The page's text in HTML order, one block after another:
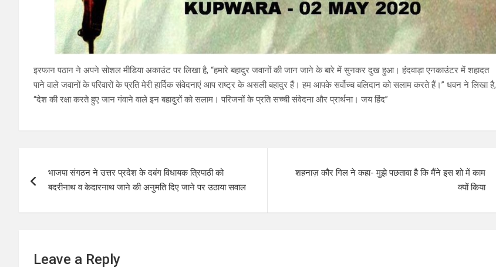
इरफान पठान ने अपने सोशल मीडिया अकाउंट पर लिखा है, “हमारे बहादुर जवानों की जान जाने के बारे में सुनकर दुख हुआ। हंदवाड़ा एनकाउंटर में शहादत
पाने वाले जवानों के परिवारों के प्रति मेरी हार्दिक संवेदनाएं आप राष्ट्र के असली बहादुर हैं। हम आपके सर्वोच्च बलिदान को सलाम करते हैं।” धवन ने लिखा है,
“देश की रक्षा करते हुए जान गंवाने वाले इन बहादुरों को सलाम। परिजनों के प्रति सच्ची संवेदना और प्रार्थना। जय हिंद”
navigation
भाजपा संगठन ने उत्तर प्रदेश के दबंग विधायक त्रिपाठी को
बदरीनाथ व केदारनाथ जाने की अनुमति दिए जाने पर उठाया सवाल
शहनाज़ कौर गिल ने कहा- मुझे पछतावा है कि मैंने इस शो में काम
क्यों किया
Leave a Reply